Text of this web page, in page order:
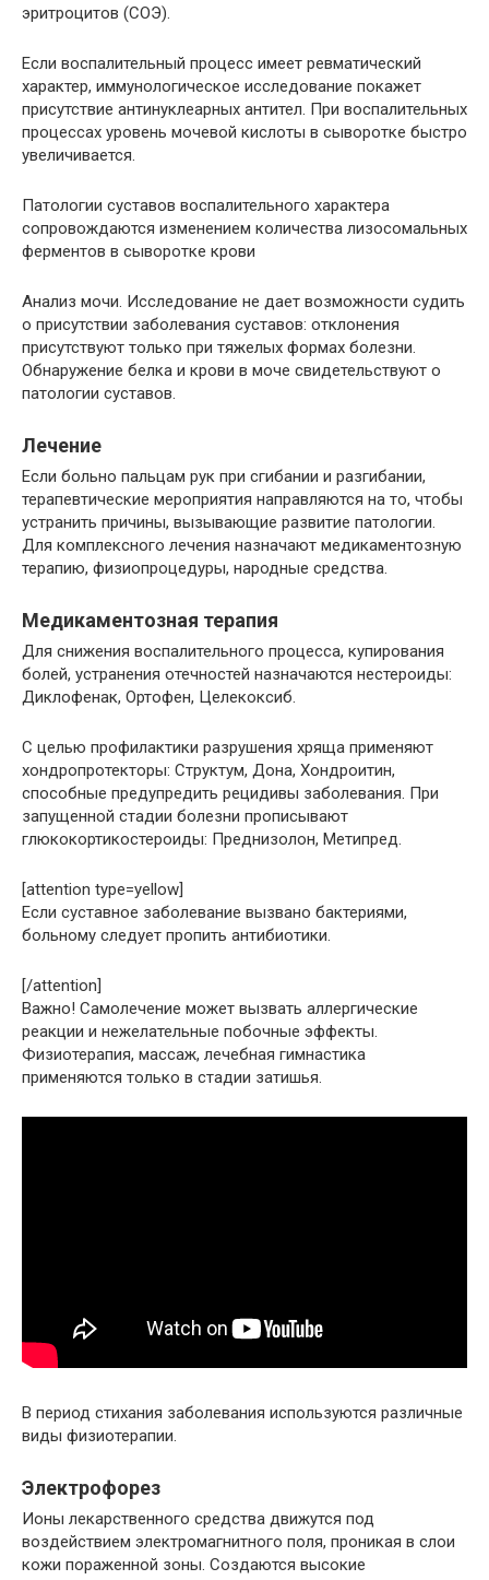
эритроцитов (СОЭ).
Если воспалительный процесс имеет ревматический
характер, иммунологическое исследование покажет
присутствие антинуклеарных антител. При воспалительных
процессах уровень мочевой кислоты в сыворотке быстро
увеличивается.
Патологии суставов воспалительного характера
сопровождаются изменением количества лизосомальных
ферментов в сыворотке крови
Анализ мочи. Исследование не дает возможности судить
о присутствии заболевания суставов: отклонения
присутствуют только при тяжелых формах болезни.
Обнаружение белка и крови в моче свидетельствуют о
патологии суставов.
Лечение
Если больно пальцам рук при сгибании и разгибании,
терапевтические мероприятия направляются на то, чтобы
устранить причины, вызывающие развитие патологии.
Для комплексного лечения назначают медикаментозную
терапию, физиопроцедуры, народные средства.
Медикаментозная терапия
Для снижения воспалительного процесса, купирования
болей, устранения отечностей назначаются нестероиды:
Диклофенак, Ортофен, Целекоксиб.
С целью профилактики разрушения хряща применяют
хондропротекторы: Структум, Дона, Хондроитин,
способные предупредить рецидивы заболевания. При
запущенной стадии болезни прописывают
глюкокортикостероиды: Преднизолон, Метипред.
[attention type=yellow]
Если суставное заболевание вызвано бактериями,
больному следует пропить антибиотики.
[/attention]
Важно! Самолечение может вызвать аллергические
реакции и нежелательные побочные эффекты.
Физиотерапия, массаж, лечебная гимнастика
применяются только в стадии затишья.
В период стихания заболевания используются различные
виды физиотерапии.
Электрофорез
Ионы лекарственного средства движутся под
воздействием электромагнитного поля, проникая в слои
кожи пораженной зоны. Создаются высокие